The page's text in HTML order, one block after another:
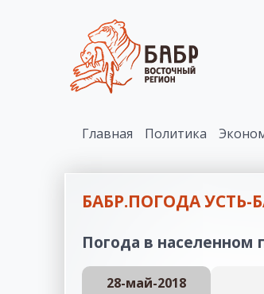
Главная Политика
БАБР.ПОГОДА УСТЬ-
Погода в населенном
28-май-2018